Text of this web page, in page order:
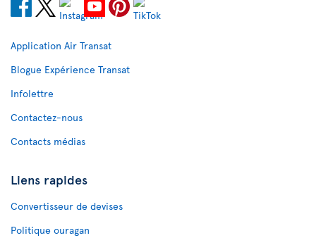
Application Air Transat
Blogue Expérience Transat
Infolettre
Contactez-nous
Contacts médias
Liens rapides
Convertisseur de devises
Politique ouragan